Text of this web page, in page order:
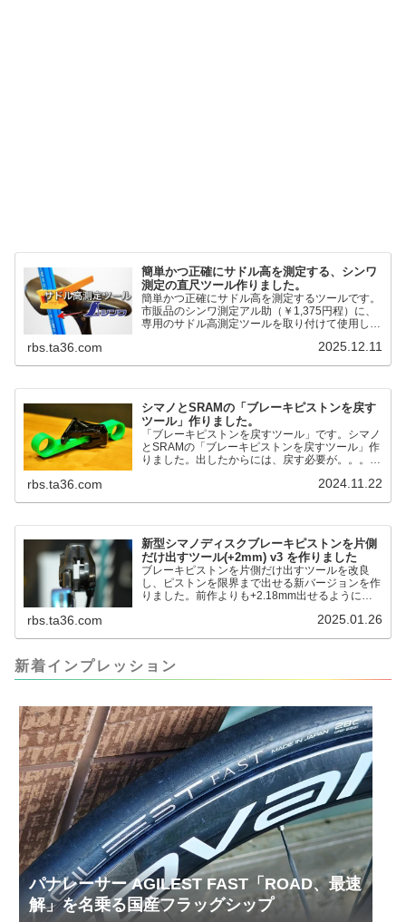
簡単かつ正確にサドル高を測定する、シンワ
測定の直尺ツール作りました。
簡単かつ正確にサドル高を測定するツールです。
市販品のシンワ測定アル助（￥1,375円程）に、
専用のサドル高測定ツールを取り付けて使用しま
るようになりました。シンワ測定(Shinwa
Sokutei)￥1,375Amazon.c...
rbs.ta36.com 2025.12.11
シマノとSRAMの「ブレーキピストンを戻す
ツール」作りました。
「ブレーキピストンを戻すツール」です。シマノ
とSRAMの「ブレーキピストンを戻すツール」作
りました。出したからには、戻す必要が。。。で
だと。。。▶「ブレーキピストンを戻すツール」
るのかというと、出ているピス...
rbs.ta36.com 2024.11.22
新型シマノディスクブレーキピストンを片側
だけ出すツール(+2mm) v3 を作りました
ブレーキピストンを片側だけ出すツールを改良
し、ピストンを限界まで出せる新バージョンを作
りました。前作よりも+2.18mm出せるようにな
って、オイル漏れするまで試しました。最も安全
ましたが、ギリギリまで攻めてますのでピストン
内部の汚れをさらに掃除できると思います。前作
rbs.ta36.com 2025.01.26
新着インプレッション
パナレーサー AGILEST FAST「ROAD、最速
解」を名乗る国産フラッグシップ